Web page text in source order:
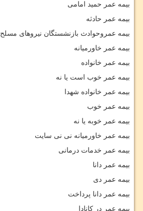
بیمه عمر حمید امامی
بیمه عمر حادثه
بیمه عمروحوادث بازنشستگان نیروهای مسلح
بیمه عمر خاورمیانه
بیمه عمر خانواده
بیمه عمر خوب است یا نه
بیمه عمر خانواده شهدا
بیمه عمر خوب
بیمه عمر خوبه یا نه
بیمه عمر خاورمیانه نی نی سایت
بیمه عمر خدمات درمانی
بیمه عمر دانا
بیمه عمر دی
بیمه عمر دانا پرداخت
بیمه عمر در کانادا